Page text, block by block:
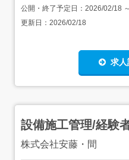
公開・終了予定日： 2026/02/18 ～
更新日： 2026/02/18
求人
設備施工管理/経験
株式会社安藤・間